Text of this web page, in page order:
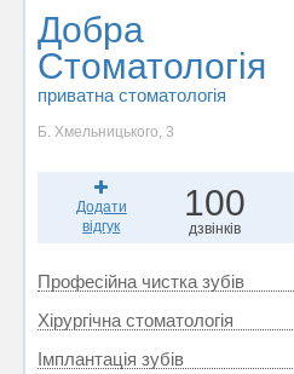
Добра
Стоматологія
приватна стоматологія
Б. Хмельницького, 3
Додати
відгук
100
дзвінків
Професійна чистка зубів
Хірургічна стоматологія
Імплантація зубів